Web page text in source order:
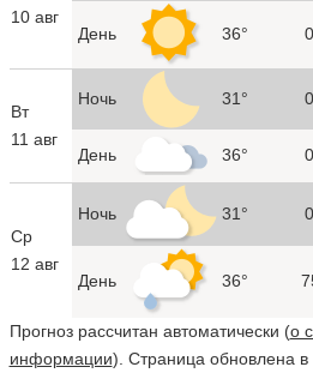
10 авг
День 36° 0
Вт
11 авг
Ночь 31° 0
День 36° 0
Ср
12 авг
Ночь 31° 0
День 36°
Прогноз рассчитан автоматически (о
информации). Страница обновлена